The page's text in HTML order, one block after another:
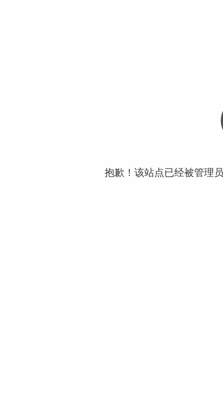
抱歉！该站点已经被管理